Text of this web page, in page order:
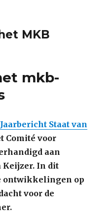
MKB
mkb-
Jaarbericht Staat van
Comité voor
aan
Keijzer. In dit
ontwikkelingen op
voor de